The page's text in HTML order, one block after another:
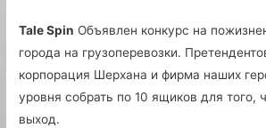
Tale Spin Объявлен конкурс на
города на грузоперевозки.
корпорация Шерхана и фирма наших
уровня собрать по 10 ящиков для того,
выход.